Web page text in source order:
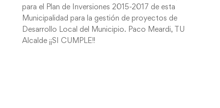
para el Plan de Inversiones 2015-2017 de esta
Municipalidad para la gestión de proyectos de
Desarrollo Local del Municipio. Paco Meardi, TU
Alcalde ¡¡SI CUMPLE!!